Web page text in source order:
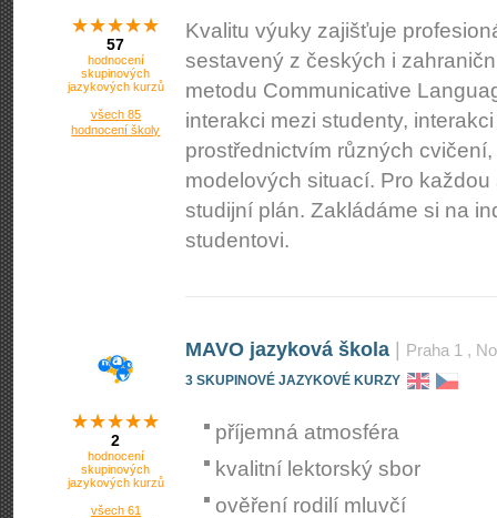
57
hodnocení
skupinových
jazykových kurzů
všech 85
hodnocení školy
Kvalitu výuky zajišťuje
sestavený z českých i
metodu Communicative
interakci mezi studenty,
prostřednictvím různých
modelových situací. Pro
studijní plán. Zakládáme si na
studentovi.
MAVO jazyková škola Praha 1 ,
3 SKUPINOVÉ JAZYKOVÉ KURZY
2
hodnocení
skupinových
jazykových kurzů
všech 61
příjemná atmosféra
kvalitní lektorský sbor
ověření rodilí mluvčí